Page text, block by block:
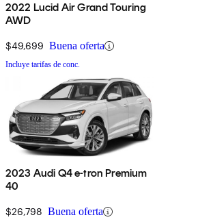
2022 Lucid Air Grand Touring
AWD
$49,699 Buena oferta
Incluye tarifas de conc.
2023 Audi Q4 e-tron Premium
40
$26,798 Buena oferta